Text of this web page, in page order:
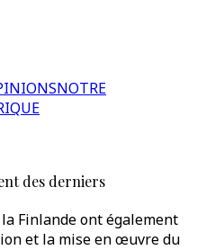
NOTRE
des derniers
Finlande ont également
et la mise en œuvre du